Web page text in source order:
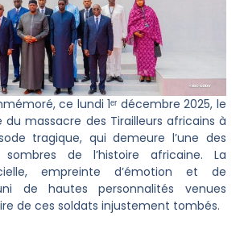
ce lundi 1ᵉʳ décembre 2025, le
du massacre des Tirailleurs africains à
tragique, qui demeure l’une des
de l’histoire africaine. La
empreinte d’émotion et de
de hautes personnalités venues
de ces soldats injustement tombés.